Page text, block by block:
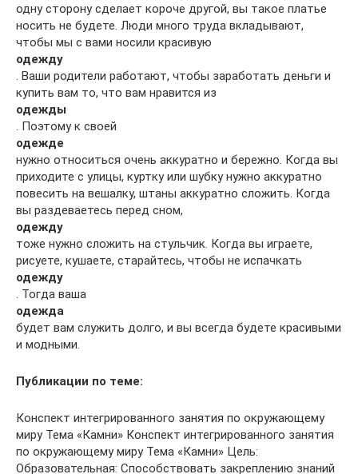
одну сторону сделает короче другой, вы такое платье
носить не будете. Люди много труда вкладывают,
чтобы мы с вами носили красивую
одежду
. Ваши родители работают, чтобы заработать деньги и
купить вам то, что вам нравится из
одежды
. Поэтому к своей
одежде
нужно относиться очень аккуратно и бережно. Когда вы
приходите с улицы, куртку или шубку нужно аккуратно
повесить на вешалку, штаны аккуратно сложить. Когда
вы раздеваетесь перед сном,
одежду
тоже нужно сложить на стульчик. Когда вы играете,
рисуете, кушаете, старайтесь, чтобы не испачкать
одежду
. Тогда ваша
одежда
будет вам служить долго, и вы всегда будете красивыми
и модными.
Публикации по теме:
Конспект интегрированного занятия по окружающему
миру Тема «Камни» Конспект интегрированного занятия
по окружающему миру Тема «Камни» Цель:
Образовательная: Способствовать закреплению знаний